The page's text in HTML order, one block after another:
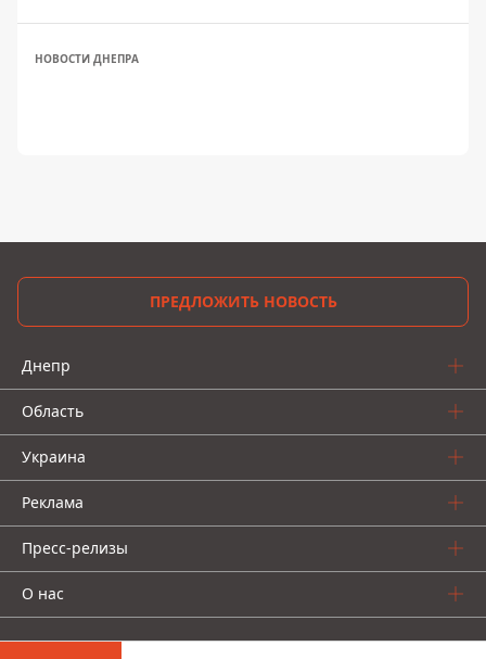
НОВОСТИ ДНЕПРА
ПРЕДЛОЖИТЬ НОВОСТЬ
Днепр
Область
Украина
Реклама
Пресс-релизы
О нас